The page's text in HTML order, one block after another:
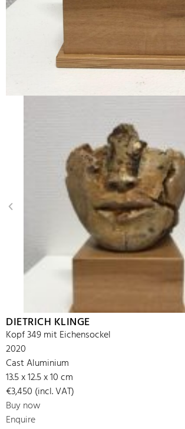
DIETRICH KLINGE
Kopf 349 mit Eichensockel
2020
Cast Aluminium
13.5 x 12.5 x 10 cm
€3,450 (incl. VAT)
Buy now
Enquire